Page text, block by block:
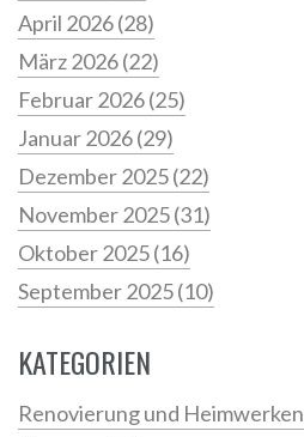
April 2026(28)
März 2026(22)
Februar 2026(25)
Januar 2026(29)
Dezember 2025(22)
November 2025(31)
Oktober 2025(16)
September 2025(10)
KATEGORIEN
Renovierung und Heimwerken